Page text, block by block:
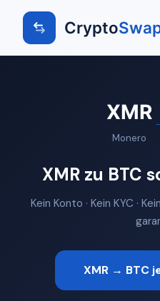
Crypto
XMR
Monero
XMR zu BTC
Kein Konto · Kein KYC ·
XMR → BTC